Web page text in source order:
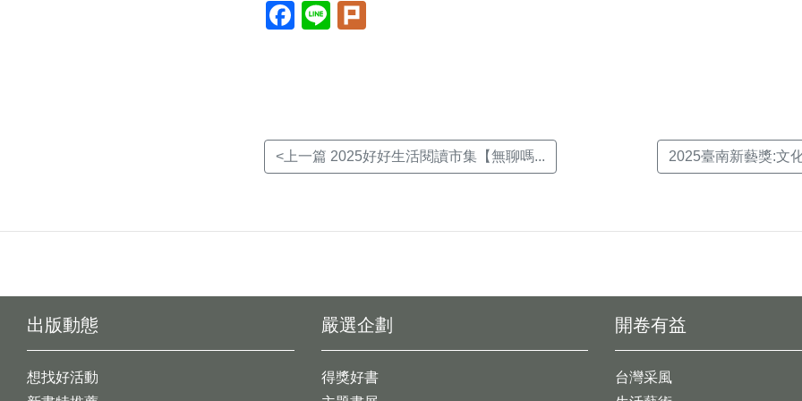
Facebook(另
開
Line(另
開
<上一篇 2025好好生活閱讀市集【無聊嗎... 2025臺南新藝獎:文
出版動態
想找好活動
開卷有益
台灣采風
嚴選企劃
得獎好書